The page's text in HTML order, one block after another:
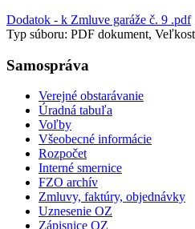
Dodatok - k Zmluve garáže č. 9 .pdf
Typ súboru: PDF dokument,
Samospráva
Verejné obstarávanie
Úradná tabuľa
Voľby
Všeobecné informácie
Rozpočet
Interné smernice
FZO archív
Zmluvy, faktúry, objednávky
Uznesenie OZ
Zápisnice OZ